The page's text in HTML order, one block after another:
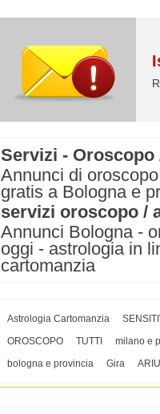
Servizi -
Annunci di
gratis a Bologna e
servizi oroscopo /
Annunci Bologna -
oggi - astrologia in
cartomanzia
Astrologia Cartomanzia
OROSCOPO
TUTTI
milano e
bologna e provincia
Gira